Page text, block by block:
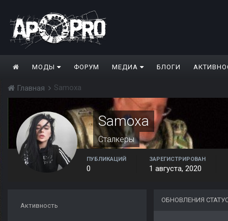
МОДЫ ФОРУМ МЕДИА БЛОГИ
Главная Samoxa
Samoxa
Сталкеры
ПУБЛИКАЦИЙ
0
ЗАРЕГИСТРИРОВАН
1 августа, 2020
Активность
ОБНОВЛЕНИЯ